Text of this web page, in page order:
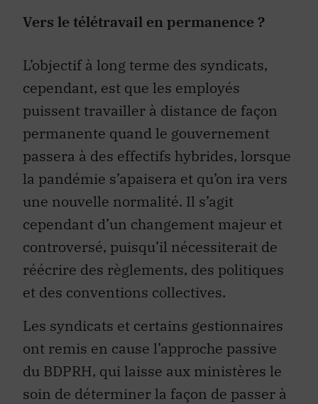
Vers le télétravail en permanence ?
L’objectif à long terme des syndicats,
cependant, est que les employés
puissent travailler à distance de façon
permanente quand le gouvernement
passera à des effectifs hybrides, lorsque
la pandémie s’apaisera et qu’on ira vers
une nouvelle normalité. Il s’agit
cependant d’un changement majeur et
controversé, puisqu’il nécessiterait de
réécrire des règlements, des politiques
et des conventions collectives.
Les syndicats et certains gestionnaires
ont remis en cause l’approche passive
du BDPRH, qui laisse aux ministères le
soin de déterminer la façon de passer à